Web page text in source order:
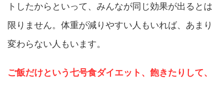
トしたからといって、みんなが同じ効果が出るとは
限りません。体重が減りやすい人もいれば、あまり
変わらない人もいます。
ご飯だけという七号食ダイエット、飽きたりして、